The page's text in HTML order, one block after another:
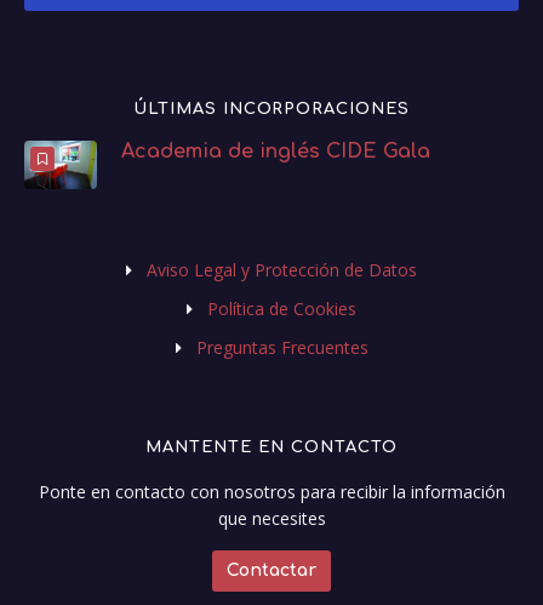
ÚLTIMAS INCORPORACIONES
Academia de inglés CIDE Gala
Aviso Legal y Protección de Datos
Política de Cookies
Preguntas Frecuentes
MANTENTE EN CONTACTO
Ponte en contacto con nosotros para recibir la información
que necesites
Contactar